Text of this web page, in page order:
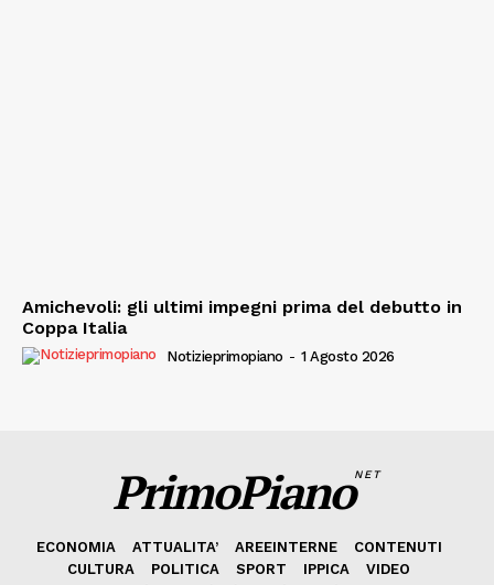
Amichevoli: gli ultimi impegni prima del debutto in
Coppa Italia
Notizieprimopiano - 1 Agosto 2026
PrimoPianoNET
ECONOMIA ATTUALITA’ AREEINTERNE
CONTENUTI
CULTURA
POLITICA SPORT IPPICA
VIDEO